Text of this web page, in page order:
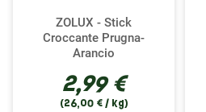
ZOLUX - Stick
Croccante Prugna-
Arancio
2,99 €
(26,00 € / kg)